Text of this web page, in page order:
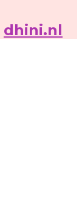
dhini.nl